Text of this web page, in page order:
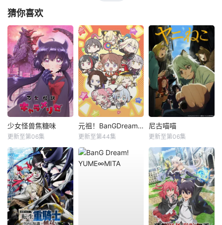
猜你喜欢
少女怪兽焦糖味
更新至第06集
元祖！BanGDream酱
更新至第44集
尼古喵喵
更新至第06集